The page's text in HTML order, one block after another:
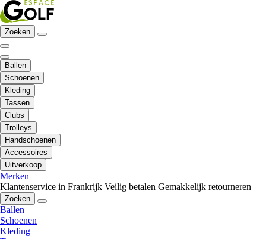
Zoeken
Ballen
Schoenen
Kleding
Tassen
Clubs
Trolleys
Handschoenen
Accessoires
Uitverkoop
Merken
Klantenservice in Frankrijk Veilig betalen Gemakkelijk retourneren
Zoeken
Ballen
Schoenen
Kleding